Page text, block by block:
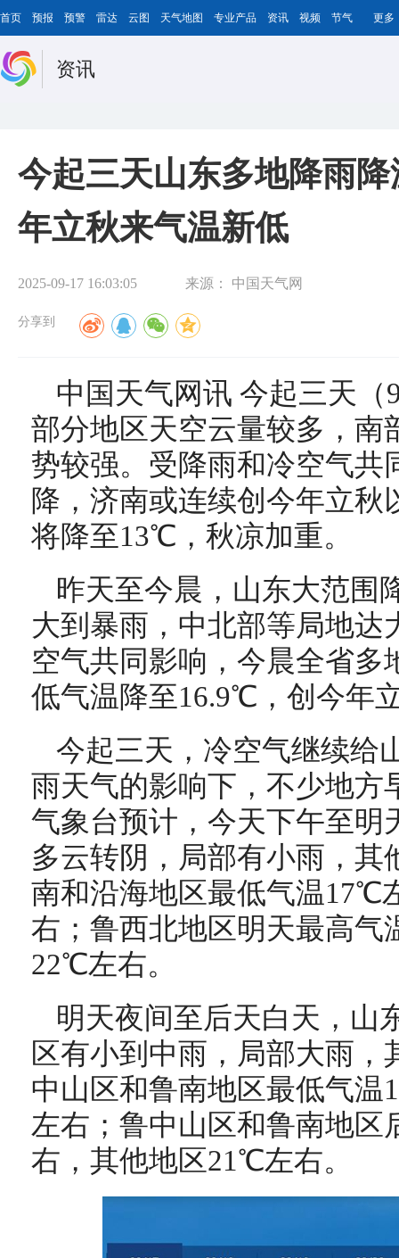
首页 预报 预警 雷达 云图 天气地图 专业产品 资讯 视频 节气 更多
资讯
今起三天山东多地降雨
年立秋来气温新低
2025-09-17 16:03:05 来源： 中国天气网
分享到
中国天气网讯 今起三天（
部分地区天空云量较多，南
势较强。受降雨和冷空气共
降，济南或连续创今年立
将降至13℃，秋凉加重。
昨天至今晨，山东大范围
大到暴雨，中北部等局地达
空气共同影响，今晨全省多
低气温降至16.9℃，创今年
今起三天，冷空气继续给
雨天气的影响下，不少地方
气象台预计，今天下午至明
多云转阴，局部有小雨，其
南和沿海地区最低气温17℃
右；鲁西北地区明天最高
22℃左右。
明天夜间至后天白天，山
区有小到中雨，局部大雨
中山区和鲁南地区最低气
左右；鲁中山区和鲁南地
右，其他地区21℃左右。